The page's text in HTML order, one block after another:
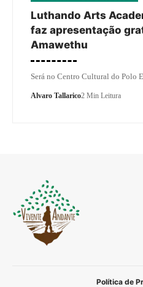
Luthando Arts
faz apresentação
Amawethu
Será no Centro Cultural do Polo
Alvaro Tallarico2 Min Leitura
Política de